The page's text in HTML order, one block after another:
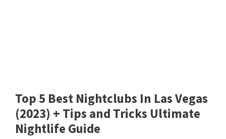
Top 5 Best Nightclubs In Las Vegas
(2023) + Tips and Tricks Ultimate
Nightlife Guide